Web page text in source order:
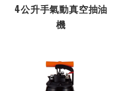
4公升手氣動真空抽油
機